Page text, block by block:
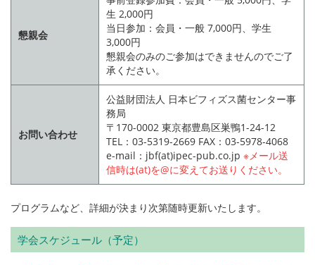
懇親会
生 2,000円
当日参加：会員・一般 7,000円、学生
3,000円
懇親会のみのご参加はできませんのでご了
承ください。
お問い合わせ
公益財団法人 日本ビフィズス菌センター事
務局
〒170-0002 東京都豊島区巣鴨1-24-12
TEL：03-5319-2669 FAX：03-5978-4068
e-mail：jbf(at)ipec-pub.co.jp ※メール送
信時は(at)を@に変えてお送りください。
プログラムなど、詳細が決まり次第随時更新いたします。
学会スケジュール（予定）